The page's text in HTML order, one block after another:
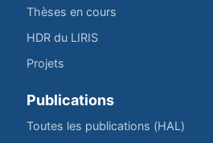
Thèses en cours
HDR du LIRIS
Projets
Publications
Toutes les publications (HAL)